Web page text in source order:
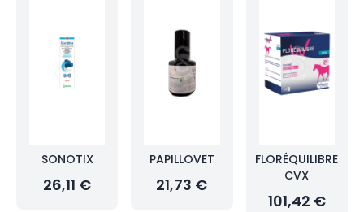
SONOTIX
26,11 €
PAPILLOVET
21,73 €
FLORÉQUILIBRE
CVX
101,42 €